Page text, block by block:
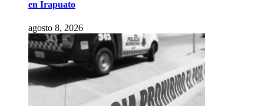
en Irapuato
agosto 8, 2026